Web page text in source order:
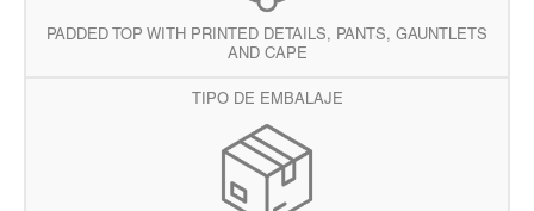
PADDED TOP WITH PRINTED DETAILS, PANTS, GAUNTLETS
AND CAPE
TIPO DE EMBALAJE